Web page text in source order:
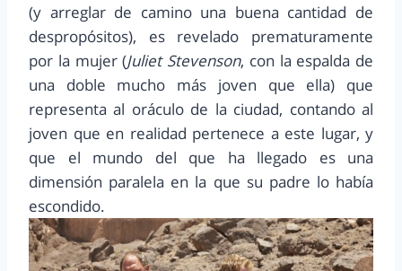
(y arreglar de camino una buena cantidad de
despropósitos), es revelado prematuramente
por la mujer (Juliet Stevenson, con la espalda de
una doble mucho más joven que ella) que
representa al oráculo de la ciudad, contando al
joven que en realidad pertenece a este lugar, y
que el mundo del que ha llegado es una
dimensión paralela en la que su padre lo había
escondido.